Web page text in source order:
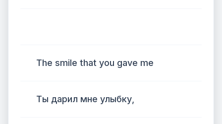
The smile that you gave me
Ты дарил мне улыбку,